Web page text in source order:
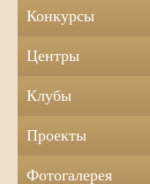
Конкурсы
Центры
Клубы
Проекты
Фотогалерея